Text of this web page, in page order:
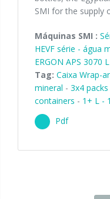
SMI for the supply
Máquinas SMI :
HEVF série - água
ERGON APS 3070 L
Tag: Caixa Wrap-
mineral - 3x4 packs
containers - 1+ L -
Pdf